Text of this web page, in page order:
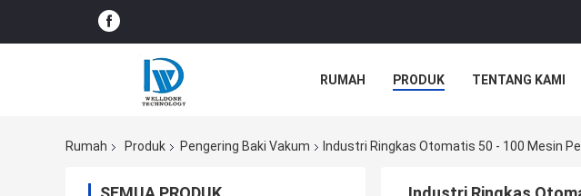
RUMAH PRODUK TENTANG KAMI
Rumah
Produk Pengering Baki Vakum Industri Ringkas Otomatis 50 - 100 Mesin